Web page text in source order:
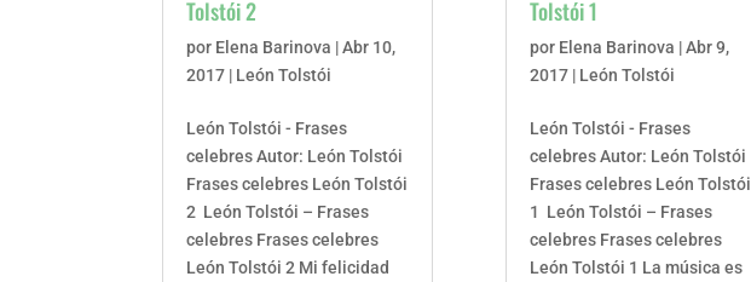
Tolstói 2
por Elena Barinova |Abr 10,
2017 | León Tolstói
León Tolstói - Frases
celebres Autor: León Tolstói
Frases celebres León Tolstói
2 León Tolstói – Frases
celebres Frases celebres
León Tolstói 2 Mi felicidad
Tolstói 1
por Elena Barinova |Abr 9,
2017 | León Tolstói
León Tolstói - Frases
celebres Autor: León Tolstói
Frases celebres León Tolstói
1 León Tolstói – Frases
celebres Frases celebres
León Tolstói 1 La música es